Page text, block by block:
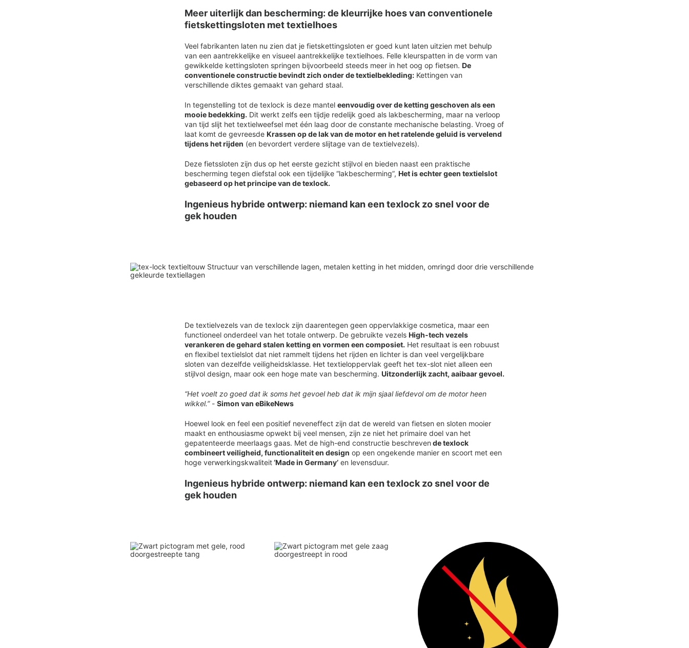
Meer uiterlijk dan bescherming: de kleurrijke hoes van conventionele
fietskettingsloten met textielhoes
Veel fabrikanten laten nu zien dat je fietskettingsloten er goed kunt laten uitzien met behulp
van een aantrekkelijke en visueel aantrekkelijke textielhoes. Felle kleurspatten in de vorm van
gewikkelde kettingsloten springen bijvoorbeeld steeds meer in het oog op fietsen. De
conventionele constructie bevindt zich onder de textielbekleding:Kettingen van
verschillende diktes gemaakt van gehard staal.
In tegenstelling tot de texlock is deze mantel eenvoudig over de ketting geschoven als een
mooie bedekking. Dit werkt zelfs een tijdje redelijk goed als lakbescherming, maar na verloop
van tijd slijt het textielweefsel met één laag door de constante mechanische belasting. Vroeg of
laat komt de gevreesde Krassen op de lak van de motor en het ratelende geluid is vervelend
tijdens het rijden (en bevordert verdere slijtage van de textielvezels).
Deze fietssloten zijn dus op het eerste gezicht stijlvol en bieden naast een praktische
bescherming tegen diefstal ook een tijdelijke “lakbescherming”, Het is echter geen textielslot
gebaseerd op het principe van de texlock.
Ingenieus hybride ontwerp: niemand kan een texlock zo snel voor de
gek houden
De textielvezels van de texlock zijn daarentegen geen oppervlakkige cosmetica, maar een
functioneel onderdeel van het totale ontwerp. De gebruikte vezels High-tech vezels
verankeren de gehard stalen ketting en vormen een composiet. Het resultaat is een robuust
en flexibel textielslot dat niet rammelt tijdens het rijden en lichter is dan veel vergelijkbare
sloten van dezelfde veiligheidsklasse. Het textieloppervlak geeft het tex-slot niet alleen een
stijlvol design, maar ook een hoge mate van bescherming. Uitzonderlijk zacht, aaibaar gevoel.
“Het voelt zo goed dat ik soms het gevoel heb dat ik mijn sjaal liefdevol om de motor heen
wikkel.”- Simon van eBikeNews
Hoewel look en feel een positief neveneffect zijn dat de wereld van fietsen en sloten mooier
maakt en enthousiasme opwekt bij veel mensen, zijn ze niet het primaire doel van het
gepatenteerde meerlaags gaas. Met de high-end constructie beschreven de texlock
combineert veiligheid, functionaliteit en design op een ongekende manier en scoort met een
hoge verwerkingskwaliteit‘Made in Germany’en levensduur.
Ingenieus hybride ontwerp: niemand kan een texlock zo snel voor de
gek houden